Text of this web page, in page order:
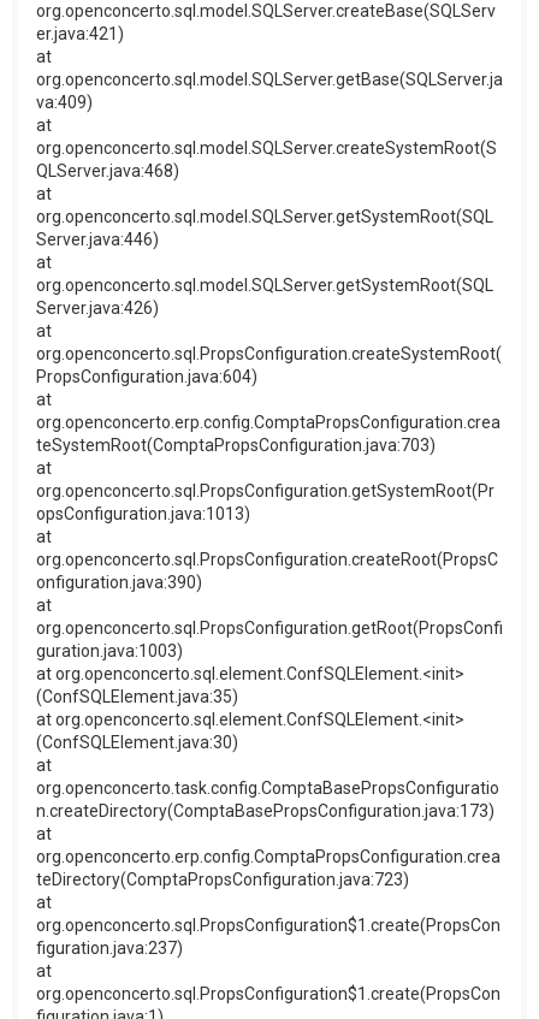
org.openconcerto.sql.model.SQLServer.createBase(SQLServ
er.java:421)
at
org.openconcerto.sql.model.SQLServer.getBase(SQLServer.ja
va:409)
at
org.openconcerto.sql.model.SQLServer.createSystemRoot(S
QLServer.java:468)
at
org.openconcerto.sql.model.SQLServer.getSystemRoot(SQL
Server.java:446)
at
org.openconcerto.sql.model.SQLServer.getSystemRoot(SQL
Server.java:426)
at
org.openconcerto.sql.PropsConfiguration.createSystemRoot(
PropsConfiguration.java:604)
at
org.openconcerto.erp.config.ComptaPropsConfiguration.crea
teSystemRoot(ComptaPropsConfiguration.java:703)
at
org.openconcerto.sql.PropsConfiguration.getSystemRoot(Pr
opsConfiguration.java:1013)
at
org.openconcerto.sql.PropsConfiguration.createRoot(PropsC
onfiguration.java:390)
at
org.openconcerto.sql.PropsConfiguration.getRoot(PropsConfi
guration.java:1003)
at org.openconcerto.sql.element.ConfSQLElement.<init>
(ConfSQLElement.java:35)
at org.openconcerto.sql.element.ConfSQLElement.<init>
(ConfSQLElement.java:30)
at
org.openconcerto.task.config.ComptaBasePropsConfiguratio
n.createDirectory(ComptaBasePropsConfiguration.java:173)
at
org.openconcerto.erp.config.ComptaPropsConfiguration.crea
teDirectory(ComptaPropsConfiguration.java:723)
at
org.openconcerto.sql.PropsConfiguration$1.create(PropsCon
figuration.java:237)
at
org.openconcerto.sql.PropsConfiguration$1.create(PropsCon